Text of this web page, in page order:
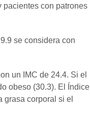
pacientes con patrones
se considera con
un IMC de 24.4. Si el
obeso (30.3). El Índice
grasa corporal si el